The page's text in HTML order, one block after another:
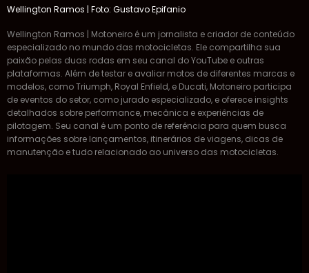
Wellington Ramos | Foto: Gustavo Epifanio
Wellington Ramos | Motoneiro é um jornalista e criador de conteúdo
especializado no mundo das motocicletas. Ele compartilha sua
paixão pelas duas rodas em seu canal do YouTube e outras
plataformas. Além de testar e avaliar motos de diferentes marcas e
modelos, como Triumph, Royal Enfield, e Ducati, Motoneiro participa
de eventos do setor, como jurado especializado, e oferece insights
detalhados sobre performance, mecânica e experiências de
pilotagem. Seu canal é um ponto de referência para quem busca
informações sobre lançamentos, itinerários de viagens, dicas de
manutenção e tudo relacionado ao universo das motocicletas.